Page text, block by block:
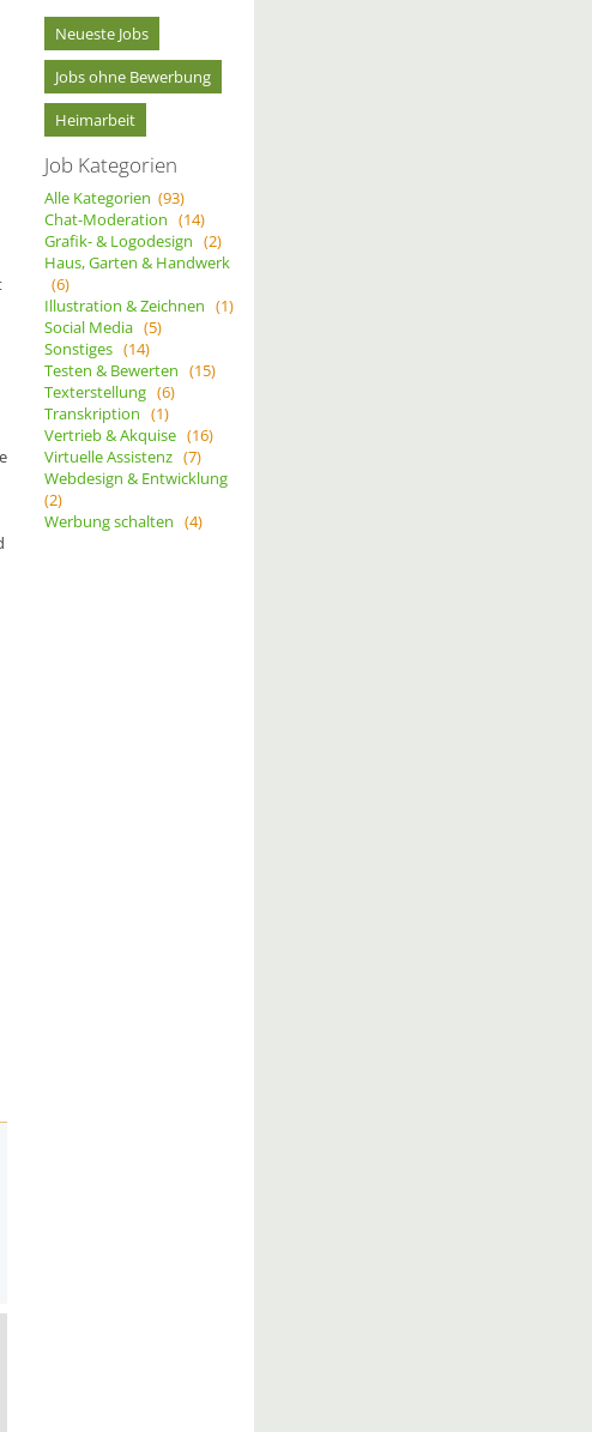
Neueste Jobs
Jobs ohne Bewerbung
Heimarbeit
Job Kategorien
Alle Kategorien (93)
Chat-Moderation (14)
Grafik- & Logodesign (2)
Haus, Garten & Handwerk
(6)
Illustration & Zeichnen (1)
Social Media (5)
Sonstiges (14)
Testen & Bewerten (15)
Texterstellung (6)
Transkription (1)
Vertrieb & Akquise (16)
Virtuelle Assistenz (7)
Webdesign & Entwicklung
(2)
Werbung schalten (4)